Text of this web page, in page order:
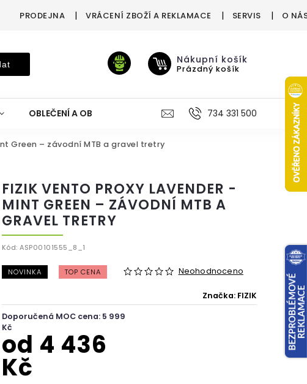
PRODEJNA VRÁCENÍ ZBOŽÍ A REKLAMACE SERVIS O
Nákupní košík
Prázdný košík
OBLEČENÍ A OBUV VÝŽIVA VÝPRODEJ %
734 331 500
Green – závodní MTB a gravel tretry
FIZIK VENTO PROXY LAVENDER -
MINT GREEN – ZÁVODNÍ MTB A
GRAVEL TRETRY
Kód: ASP00101555_8_1
NOVINKA TOP CENA Neohodnoceno
Značka: FIZIK
Doporučená MOC cena: 5 999
Kč
od 4 436
Kč